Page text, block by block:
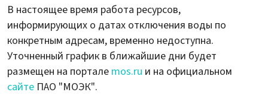
В настоящее время работа ресурсов,
информирующих о датах отключения воды по
конкретным адресам, временно недоступна.
Уточненный график в ближайшие дни будет
размещен на портале mos.ru и на официальном
сайте ПАО "МОЭК".